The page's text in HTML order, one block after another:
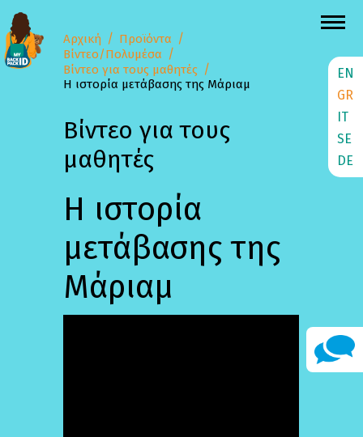
EN
GR
IT
SE
DE
Αρχική
Προϊόντα
Βίντεο/Πολυμέσα
Βίντεο για τους μαθητές
Η ιστορία μετάβασης της Μάριαμ
Βίντεο για τους
μαθητές
Η ιστορία
μετάβασης της
Μάριαμ